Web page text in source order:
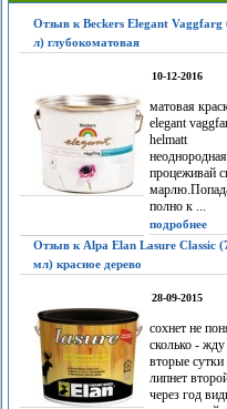
Отзыв к Beckers Elegant Vaggfarg
л) глубокоматовая
10-12-2016
матовая
elegant
helmatt
процеживай
полно к ...
подробнее
Отзыв к Alpa Elan Lasure Classic
мл) красное дерево
28-09-2015
сохнет не
сколько - жду
вторые сутки
липнет
через год